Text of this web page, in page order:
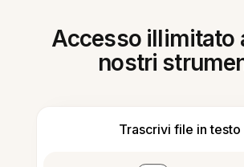
Accesso illimitato
nostri
Trascrivi file in testo